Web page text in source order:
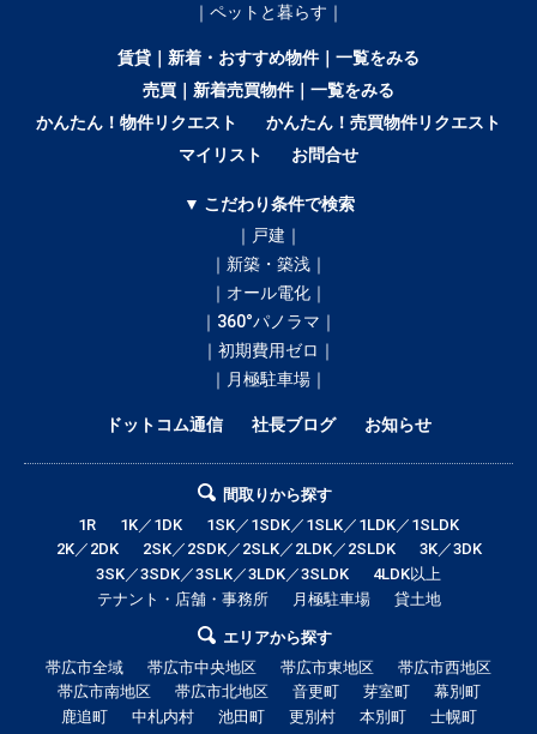
｜ペットと暮らす｜
賃貸｜新着・おすすめ物件｜一覧をみる
売買｜新着売買物件｜一覧をみる
かんたん！物件リクエスト
かんたん！売買物件リクエスト
マイリスト
お問合せ
▼ こだわり条件で検索
｜戸建｜
｜新築・築浅｜
｜オール電化｜
｜360°パノラマ｜
｜初期費用ゼロ｜
｜月極駐車場｜
ドットコム通信 社長ブログ お知らせ
間取りから探す
1R
1K／1DK
1SK／1SDK／1SLK／1LDK／1SLDK
2K／2DK
2SK／2SDK／2SLK／2LDK／2SLDK
3K／3DK
3SK／3SDK／3SLK／3LDK／3SLDK
4LDK以上
テナント・店舗・事務所
月極駐車場 貸土地
エリアから探す
帯広市全域
帯広市中央地区 帯広市東地区
帯広市西地区
帯広市南地区
帯広市北地区 音更町 芽室町
幕別町
鹿追町
中札内村 池田町 更別村 本別町
士幌町